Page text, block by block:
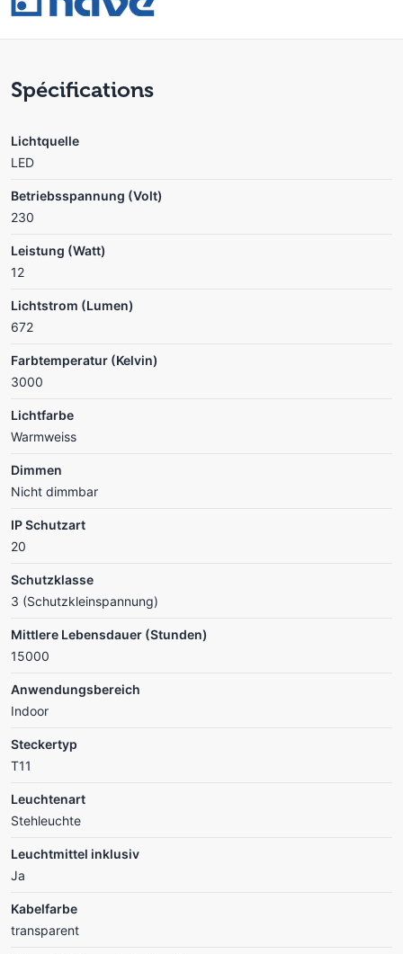
Spécifications
Lichtquelle
LED
Betriebsspannung (Volt)
230
Leistung (Watt)
12
Lichtstrom (Lumen)
672
Farbtemperatur (Kelvin)
3000
Lichtfarbe
Warmweiss
Dimmen
Nicht dimmbar
IP Schutzart
20
Schutzklasse
3 (Schutzkleinspannung)
Mittlere Lebensdauer (Stunden)
15000
Anwendungsbereich
Indoor
Steckertyp
T11
Leuchtenart
Stehleuchte
Leuchtmittel inklusiv
Ja
Kabelfarbe
transparent